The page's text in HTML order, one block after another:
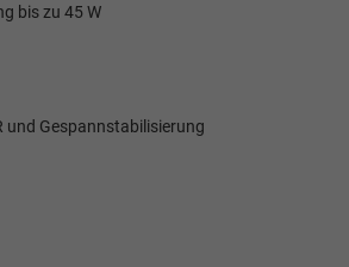
bis zu 45 W
und Gespannstabilisierung